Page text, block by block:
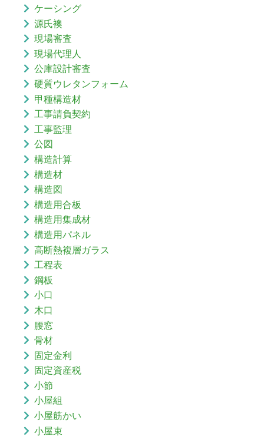
ケーシング
源氏襖
現場審査
現場代理人
公庫設計審査
硬質ウレタンフォーム
甲種構造材
工事請負契約
工事監理
公図
構造計算
構造材
構造図
構造用合板
構造用集成材
構造用パネル
高断熱複層ガラス
工程表
鋼板
小口
木口
腰窓
骨材
固定金利
固定資産税
小節
小屋組
小屋筋かい
小屋束